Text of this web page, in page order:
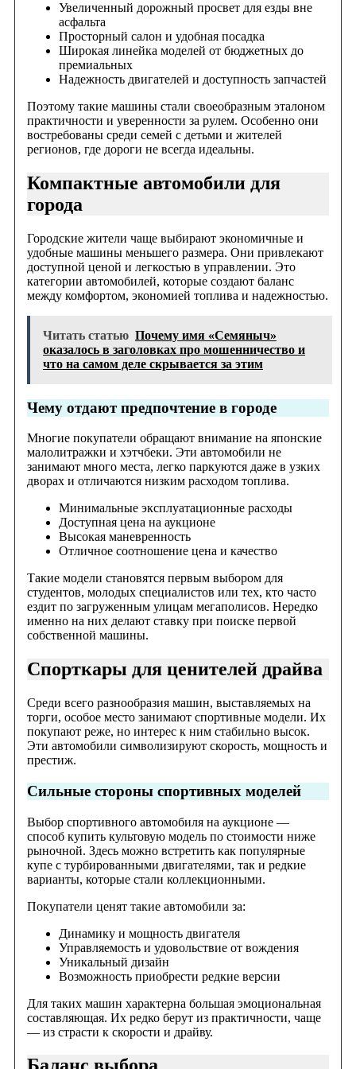
Увеличенный дорожный просвет для езды вне
асфальта
Просторный салон и удобная посадка
Широкая линейка моделей от бюджетных до
премиальных
Надежность двигателей и доступность запчастей
Поэтому такие машины стали своеобразным эталоном
практичности и уверенности за рулем. Особенно они
востребованы среди семей с детьми и жителей
регионов, где дороги не всегда идеальны.
Компактные автомобили для
города
Городские жители чаще выбирают экономичные и
удобные машины меньшего размера. Они привлекают
доступной ценой и легкостью в управлении. Это
категории автомобилей, которые создают баланс
между комфортом, экономией топлива и надежностью.
Читать статью Почему имя «Семяныч»
оказалось в заголовках про мошенничество и
что на самом деле скрывается за этим
Чему отдают предпочтение в городе
Многие покупатели обращают внимание на японские
малолитражки и хэтчбеки. Эти автомобили не
занимают много места, легко паркуются даже в узких
дворах и отличаются низким расходом топлива.
Минимальные эксплуатационные расходы
Доступная цена на аукционе
Высокая маневренность
Отличное соотношение цена и качество
Такие модели становятся первым выбором для
студентов, молодых специалистов или тех, кто часто
ездит по загруженным улицам мегаполисов. Нередко
именно на них делают ставку при поиске первой
собственной машины.
Спорткары для ценителей драйва
Среди всего разнообразия машин, выставляемых на
торги, особое место занимают спортивные модели. Их
покупают реже, но интерес к ним стабильно высок.
Эти автомобили символизируют скорость, мощность и
престиж.
Сильные стороны спортивных моделей
Выбор спортивного автомобиля на аукционе —
способ купить культовую модель по стоимости ниже
рыночной. Здесь можно встретить как популярные
купе с турбированными двигателями, так и редкие
варианты, которые стали коллекционными.
Покупатели ценят такие автомобили за:
Динамику и мощность двигателя
Управляемость и удовольствие от вождения
Уникальный дизайн
Возможность приобрести редкие версии
Для таких машин характерна большая эмоциональная
составляющая. Их редко берут из практичности, чаще
— из страсти к скорости и драйву.